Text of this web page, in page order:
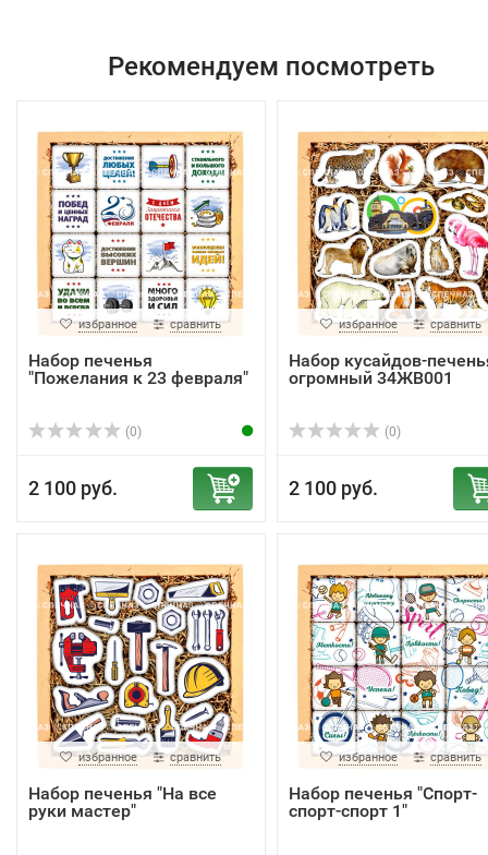
Рекомендуем посмотреть
избранное сравнить
Набор печенья
"Пожелания к 23 февраля"
(0)
2 100 руб.
избранное сравнить
Набор кусайдов-
огромный 34ЖВ001
(0)
2 100 руб.
избранное сравнить
Набор печенья "На все
руки мастер"
избранное сравнить
Набор печенья "Спорт-
спорт-спорт 1"